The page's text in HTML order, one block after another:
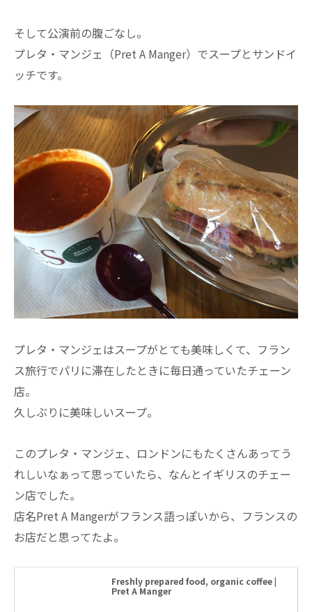
そして公演前の腹ごなし。
プレタ・マンジェ（Pret A Manger）でスープとサンドイ
ッチです。
プレタ・マンジェはスープがとても美味しくて、フラン
ス旅行でパリに滞在したときに毎日通っていたチェーン
店。
久しぶりに美味しいスープ。
このプレタ・マンジェ、ロンドンにもたくさんあってう
れしいなぁって思っていたら、なんとイギリスのチェー
ン店でした。
店名Pret A Mangerがフランス語っぽいから、フランスの
お店だと思ってたよ。
Freshly prepared food, organic coffee |
Pret A Manger